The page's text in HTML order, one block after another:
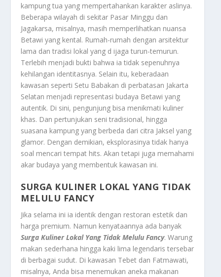
kampung tua yang mempertahankan karakter aslinya.
Beberapa wilayah di sekitar Pasar Minggu dan
Jagakarsa, misalnya, masih memperlihatkan nuansa
Betawi yang kental. Rumah-rumah dengan arsitektur
lama dan tradisi lokal yang d ijaga turun-temurun.
Terlebih menjadi bukti bahwa ia tidak sepenuhnya
kehilangan identitasnya. Selain itu, keberadaan
kawasan seperti Setu Babakan di perbatasan Jakarta
Selatan menjadi representasi budaya Betawi yang
autentik. Di sini, pengunjung bisa menikmati kuliner
khas. Dan pertunjukan seni tradisional, hingga
suasana kampung yang berbeda dari citra Jaksel yang
glamor. Dengan demikian, eksplorasinya tidak hanya
soal mencari tempat hits. Akan tetapi juga memahami
akar budaya yang membentuk kawasan ini.
SURGA KULINER LOKAL YANG TIDAK
MELULU FANCY
Jika selama ini ia identik dengan restoran estetik dan
harga premium. Namun kenyataannya ada banyak
Surga Kuliner Lokal Yang Tidak Melulu Fancy. Warung
makan sederhana hingga kaki lima legendaris tersebar
di berbagai sudut. Di kawasan Tebet dan Fatmawati,
misalnya, Anda bisa menemukan aneka makanan